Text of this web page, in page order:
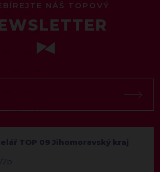
NÁŠ TOPOVÝ
TOP 09 Jihomoravský kraj